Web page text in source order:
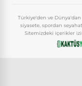
Türkiye'den ve
siyasete, spordan
Sitemizdeki içerikler